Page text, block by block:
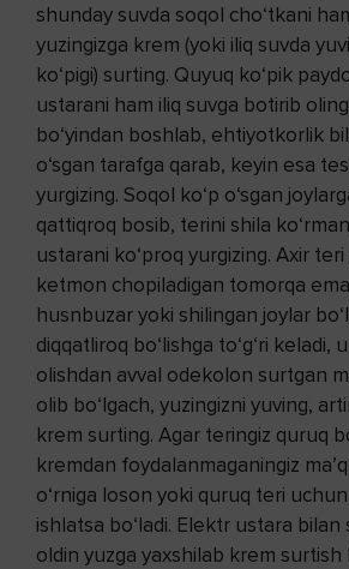
shunday suvda soqol cho‘tkani
yuzingizga krem (yoki iliq suvda
ko‘pigi) surting. Quyuq ko‘pik
ustarani ham iliq suvga botirib
bo‘yindan boshlab, ehtiyotkorlik
o‘sgan tarafga qarab, keyin esa
yurgizing. Soqol ko‘p o‘sgan
qattiqroq bosib, terini shila
ustarani ko‘proq yurgizing. Axir teri
ketmon chopiladigan tomorqa
husnbuzar yoki shilingan joylar
diqqatliroq bo‘lishga to‘g‘ri keladi,
olishdan avval odekolon surtgan
olib bo‘lgach, yuzingizni yuving,
krem surting. Agar teringiz quruq
kremdan foydalanmaganingiz
o‘rniga loson yoki quruq teri
ishlatsa bo‘ladi. Elektr ustara
oldin yuzga yaxshilab krem